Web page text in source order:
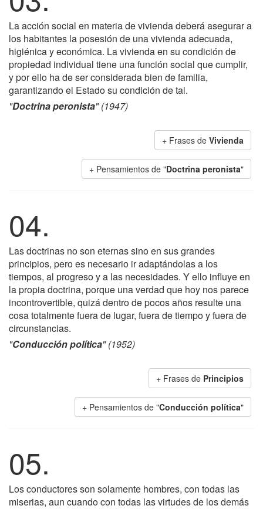
La acción social en materia de vivienda deberá asegurar a
los habitantes la posesión de una vivienda adecuada,
higiénica y económica. La vivienda en su condición de
propiedad individual tiene una función social que cumplir,
y por ello ha de ser considerada bien de familia,
garantizando el Estado su condición de tal.
"Doctrina peronista" (1947)
+ Frases de Vivienda
+ Pensamientos de "Doctrina peronista"
04.
Las doctrinas no son eternas sino en sus grandes
principios, pero es necesario ir adaptándolas a los
tiempos, al progreso y a las necesidades. Y ello influye en
la propia doctrina, porque una verdad que hoy nos parece
incontrovertible, quizá dentro de pocos años resulte una
cosa totalmente fuera de lugar, fuera de tiempo y fuera de
circunstancias.
"Conducción política" (1952)
+ Frases de Principios
+ Pensamientos de "Conducción política"
05.
Los conductores son solamente hombres, con todas las
miserias, aun cuando con todas las virtudes de los demás